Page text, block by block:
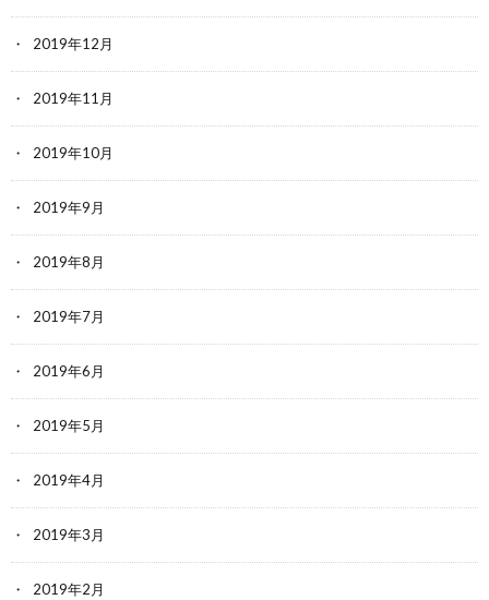
2019年12月
2019年11月
2019年10月
2019年9月
2019年8月
2019年7月
2019年6月
2019年5月
2019年4月
2019年3月
2019年2月